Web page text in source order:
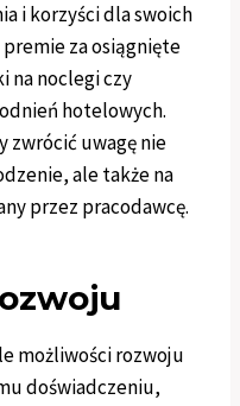
i korzyści dla swoich
za osiągnięte
na noclegi czy
hotelowych.
zwrócić uwagę nie
ale także na
przez pracodawcę.
możliwości rozwoju
doświadczeniu,